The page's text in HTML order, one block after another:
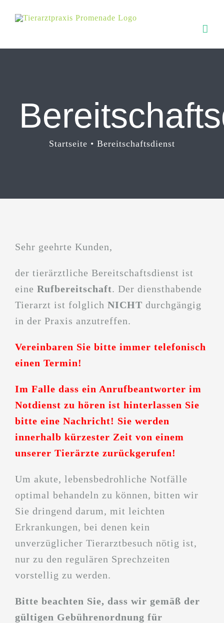
Inhalt
Startseite Bereitschaftsdienst
Sehr geehrte Kunden,
der tierärztliche Bereitschaftsdienst ist
eine Rufbereitschaft. Der diensthabende
Tierarzt ist folglich NICHT durchgängig
in der Praxis anzutreffen.
Vereinbaren Sie bitte immer telefonisch
einen Termin!
Im Falle dass ein Anrufbeantworter im
Notdienst zu hören ist hinterlassen Sie
bitte eine Nachricht! Sie werden
innerhalb kürzester Zeit von einem
unserer Tierärzte zurückgerufen!
Um akute, lebensbedrohliche Notfälle
optimal behandeln zu können, bitten wir
Sie dringend darum, mit leichten
Erkrankungen, bei denen kein
unverzüglicher Tierarztbesuch nötig ist,
nur zu den regulären Sprechzeiten
vorstellig zu werden.
Bitte beachten Sie, dass wir gemäß der
gültigen Gebührenordnung für